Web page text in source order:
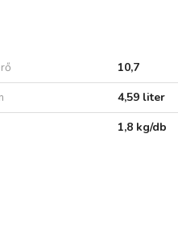
10,7
4,59 liter
1,8 kg/db